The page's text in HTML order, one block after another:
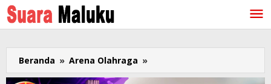
Lewati
ke
konten
Beranda » Arena Olahraga »
Kelas